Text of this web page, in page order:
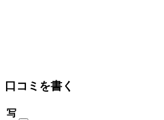
口コミを書く
写